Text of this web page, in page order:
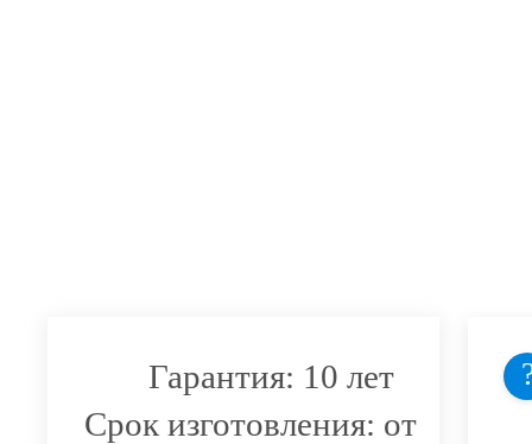
Гарантия: 10 лет
Срок изготовления: от